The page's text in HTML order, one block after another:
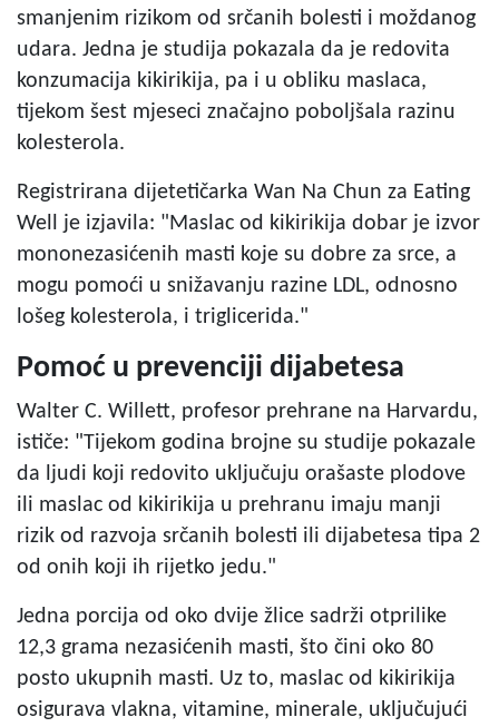
smanjenim rizikom od srčanih bolesti i moždanog
udara. Jedna je studija pokazala da je redovita
konzumacija kikirikija, pa i u obliku maslaca,
tijekom šest mjeseci značajno poboljšala razinu
kolesterola.
Registrirana dijetetičarka Wan Na Chun za Eating
Well je izjavila: "Maslac od kikirikija dobar je izvor
mononezasićenih masti koje su dobre za srce, a
mogu pomoći u snižavanju razine LDL, odnosno
lošeg kolesterola, i triglicerida."
Pomoć u prevenciji dijabetesa
Walter C. Willett, profesor prehrane na Harvardu,
ističe: "Tijekom godina brojne su studije pokazale
da ljudi koji redovito uključuju orašaste plodove
ili maslac od kikirikija u prehranu imaju manji
rizik od razvoja srčanih bolesti ili dijabetesa tipa 2
od onih koji ih rijetko jedu."
Jedna porcija od oko dvije žlice sadrži otprilike
12,3 grama nezasićenih masti, što čini oko 80
posto ukupnih masti. Uz to, maslac od kikirikija
osigurava vlakna, vitamine, minerale, uključujući